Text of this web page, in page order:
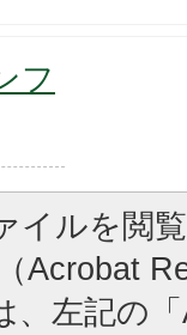
フ
イルを閲
Acrobat
、左記の